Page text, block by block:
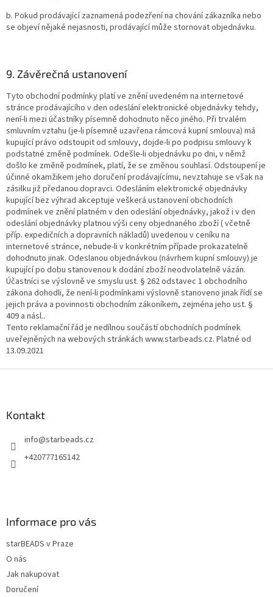
b. Pokud prodávající zaznamená podezření na chování zákazníka nebo
se objeví nějaké nejasnosti, prodávající může stornovat objednávku.
9. Závěrečná ustanovení
Tyto obchodní podmínky platí ve znění uvedeném na internetové
stránce prodávajícího v den odeslání elektronické objednávky tehdy,
není-li mezi účastníky písemně dohodnuto něco jiného. Při trvalém
smluvním vztahu (je-li písemně uzavřena rámcová kupní smlouva) má
kupující právo odstoupit od smlouvy, dojde-li po podpisu smlouvy k
podstatné změně podmínek. Odešle-li objednávku po dni, v němž
došlo ke změně podmínek, platí, že se změnou souhlasí. Odstoupení je
účinné okamžikem jeho doručení prodávajícímu, nevztahuje se však na
zásilku již předanou dopravci. Odesláním elektronické objednávky
kupující bez výhrad akceptuje veškerá ustanovení obchodních
podmínek ve znění platném v den odeslání objednávky, jakož i v den
odeslání objednávky platnou výši ceny objednaného zboží ( včetně
příp. expedičních a dopravních nákladů) uvedenou v ceníku na
internetové stránce, nebude-li v konkrétním případe prokazatelně
dohodnuto jinak. Odeslanou objednávkou (návrhem kupní smlouvy) je
kupující po dobu stanovenou k dodání zboží neodvolatelně vázán.
Účastníci se výslovně ve smyslu ust. § 262 odstavec 1 obchodního
zákona dohodli, že není-li podmínkami výslovně stanoveno jinak řídí se
jejich práva a povinnosti obchodním zákoníkem, zejména jeho ust. §
409 a násl..
Tento reklamační řád je nedílnou součástí obchodních podmínek
uveřejněných na webových stránkách www.starbeads.cz. Platné od
13.09.2021
Kontakt
info@starbeads.cz
+420777165142
Informace pro vás
starBEADS v Praze
O nás
Jak nakupovat
Doručení